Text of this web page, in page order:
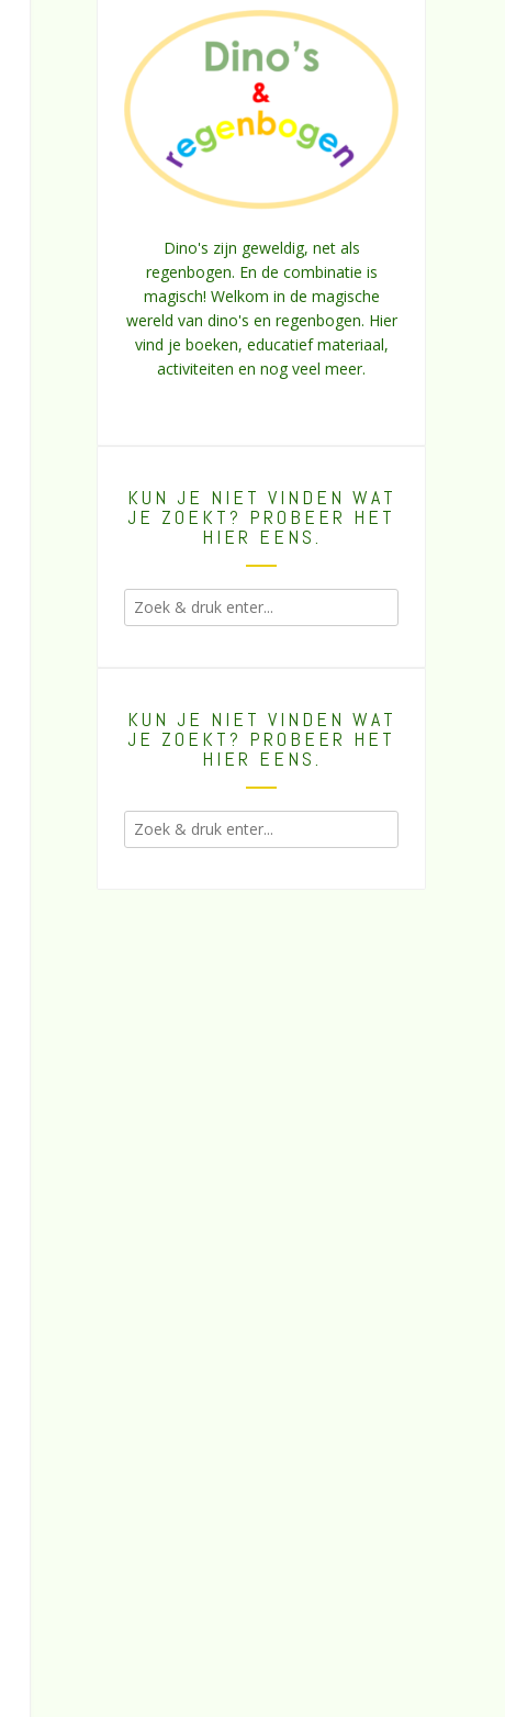
Dino's zijn geweldig, net als
regenbogen. En de combinatie is
magisch! Welkom in de magische
wereld van dino's en regenbogen. Hier
vind je boeken, educatief materiaal,
activiteiten en nog veel meer.
KUN JE NIET VINDEN WAT
JE ZOEKT? PROBEER HET
HIER EENS.
KUN JE NIET VINDEN WAT
JE ZOEKT? PROBEER HET
HIER EENS.